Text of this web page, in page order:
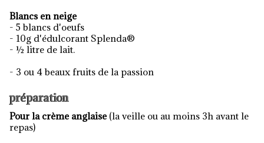
Blancs en neige
- 5 blancs d'oeufs
- 10g d'édulcorant Splenda®
- ½ litre de lait.
- 3 ou 4 beaux fruits de la passion
préparation
Pour la crème anglaise (la veille ou au moins 3h avant le
repas)